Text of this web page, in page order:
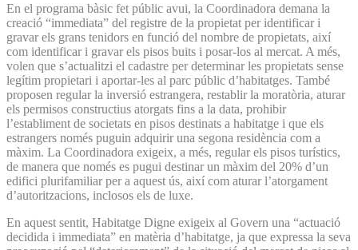
En el programa bàsic fet públic avui, la Coordinadora demana la
creació “immediata” del registre de la propietat per identificar i
gravar els grans tenidors en funció del nombre de propietats, així
com identificar i gravar els pisos buits i posar-los al mercat. A més,
volen que s’actualitzi el cadastre per determinar les propietats sense
legítim propietari i aportar-les al parc públic d’habitatges. També
proposen regular la inversió estrangera, restablir la moratòria, aturar
els permisos constructius atorgats fins a la data, prohibir
l’establiment de societats en pisos destinats a habitatge i que els
estrangers només puguin adquirir una segona residència com a
màxim. La Coordinadora exigeix, a més, regular els pisos turístics,
de manera que només es pugui destinar un màxim del 20% d’un
edifici plurifamiliar per a aquest ús, així com aturar l’atorgament
d’autoritzacions, inclosos els de luxe.
En aquest sentit, Habitatge Digne exigeix al Govern una “actuació
decidida i immediata” en matèria d’habitatge, ja que expressa la seva